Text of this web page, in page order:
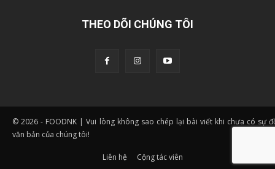
THEO DÕI CHÚNG TÔI
© 2026 - FOODNK | Vui lòng không sao chép lại bài viết khi chưa có sự
văn bản của chúng tôi!
Liên hệ Cộng tác viên